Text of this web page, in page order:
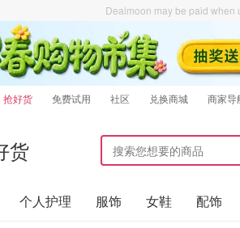
Dealmoon may be paid when
抢好货 免费试用 社区 兑换商城 商家导
货
个人护理 服饰 女鞋 配饰